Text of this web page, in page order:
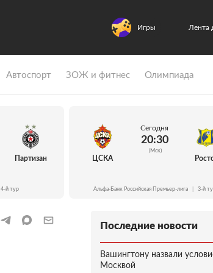
Игры Лента
Автоспорт ЗОЖ и фитнес Олимпиада
Партизан
4-й тур
ЦСКА
Сегодня
20:30
(Мск)
Альфа-Банк Российская Премьер-лига 3-й
Последние новости
Вашингтону назвали
Москвой